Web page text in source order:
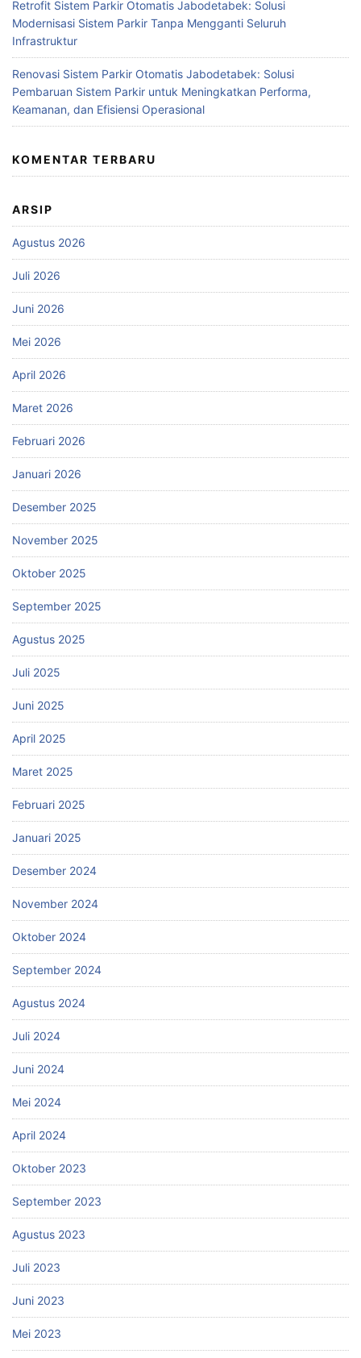
Retrofit Sistem Parkir Otomatis Jabodetabek: Solusi
Modernisasi Sistem Parkir Tanpa Mengganti Seluruh
Infrastruktur
Renovasi Sistem Parkir Otomatis Jabodetabek: Solusi
Pembaruan Sistem Parkir untuk Meningkatkan Performa,
Keamanan, dan Efisiensi Operasional
KOMENTAR TERBARU
ARSIP
Agustus 2026
Juli 2026
Juni 2026
Mei 2026
April 2026
Maret 2026
Februari 2026
Januari 2026
Desember 2025
November 2025
Oktober 2025
September 2025
Agustus 2025
Juli 2025
Juni 2025
April 2025
Maret 2025
Februari 2025
Januari 2025
Desember 2024
November 2024
Oktober 2024
September 2024
Agustus 2024
Juli 2024
Juni 2024
Mei 2024
April 2024
Oktober 2023
September 2023
Agustus 2023
Juli 2023
Juni 2023
Mei 2023